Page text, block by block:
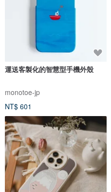
運送客製化的智慧型手機外殼
monotoe-jp
NT$ 601